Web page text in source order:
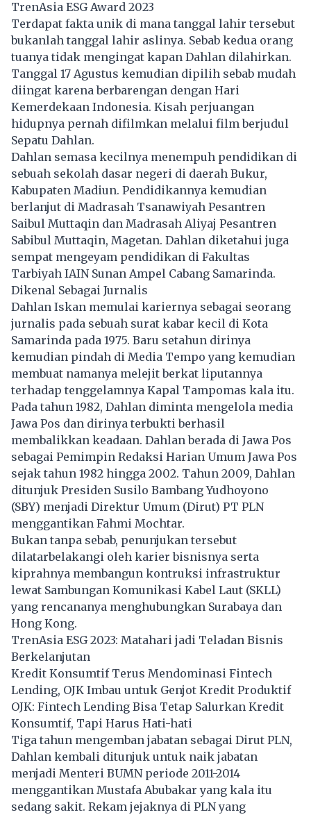
TrenAsia ESG Award 2023
Terdapat fakta unik di mana tanggal lahir tersebut
bukanlah tanggal lahir aslinya. Sebab kedua orang
tuanya tidak mengingat kapan Dahlan dilahirkan.
Tanggal 17 Agustus kemudian dipilih sebab mudah
diingat karena berbarengan dengan Hari
Kemerdekaan Indonesia. Kisah perjuangan
hidupnya pernah difilmkan melalui film berjudul
Sepatu Dahlan.
Dahlan semasa kecilnya menempuh pendidikan di
sebuah sekolah dasar negeri di daerah Bukur,
Kabupaten Madiun. Pendidikannya kemudian
berlanjut di Madrasah Tsanawiyah Pesantren
Saibul Muttaqin dan Madrasah Aliyaj Pesantren
Sabibul Muttaqin, Magetan. Dahlan diketahui juga
sempat mengeyam pendidikan di Fakultas
Tarbiyah IAIN Sunan Ampel Cabang Samarinda.
Dikenal Sebagai Jurnalis
Dahlan Iskan memulai kariernya sebagai seorang
jurnalis pada sebuah surat kabar kecil di Kota
Samarinda pada 1975. Baru setahun dirinya
kemudian pindah di Media Tempo yang kemudian
membuat namanya melejit berkat liputannya
terhadap tenggelamnya Kapal Tampomas kala itu.
Pada tahun 1982, Dahlan diminta mengelola media
Jawa Pos dan dirinya terbukti berhasil
membalikkan keadaan. Dahlan berada di Jawa Pos
sebagai Pemimpin Redaksi Harian Umum Jawa Pos
sejak tahun 1982 hingga 2002. Tahun 2009, Dahlan
ditunjuk Presiden Susilo Bambang Yudhoyono
(SBY) menjadi Direktur Umum (Dirut) PT PLN
menggantikan Fahmi Mochtar.
Bukan tanpa sebab, penunjukan tersebut
dilatarbelakangi oleh karier bisnisnya serta
kiprahnya membangun kontruksi infrastruktur
lewat Sambungan Komunikasi Kabel Laut (SKLL)
yang rencananya menghubungkan Surabaya dan
Hong Kong.
TrenAsia ESG 2023: Matahari jadi Teladan Bisnis
Berkelanjutan
Kredit Konsumtif Terus Mendominasi Fintech
Lending, OJK Imbau untuk Genjot Kredit Produktif
OJK: Fintech Lending Bisa Tetap Salurkan Kredit
Konsumtif, Tapi Harus Hati-hati
Tiga tahun mengemban jabatan sebagai Dirut PLN,
Dahlan kembali ditunjuk untuk naik jabatan
menjadi Menteri BUMN periode 2011-2014
menggantikan Mustafa Abubakar yang kala itu
sedang sakit. Rekam jejaknya di PLN yang